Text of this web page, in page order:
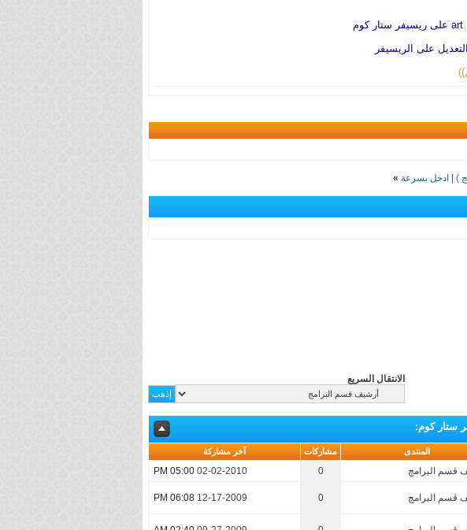
| ادخل بسرعة »
الانتقال السريع
:
المنتدى مشاركات آخر مشاركة
قسم البرامج 0
02-02-2010
05:00 PM
قسم البرامج 0
12-17-2009
06:08 PM